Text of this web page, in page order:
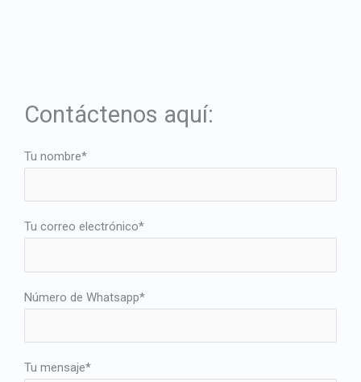
Contáctenos aquí:
Tu nombre*
Tu correo electrónico*
Número de Whatsapp*
Tu mensaje*